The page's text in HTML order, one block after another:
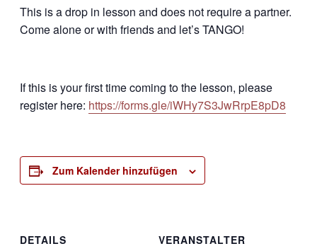
This is a drop in lesson and does not require a partner.
Come alone or with friends and let’s TANGO!
If this is your first time coming to the lesson, please
register here: https://forms.gle/iWHy7S3JwRrpE8pD8
Zum Kalender hinzufügen
DETAILS
VERANSTALTER